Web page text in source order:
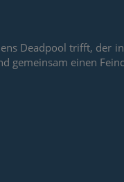
Deadpool trifft, der
gemeinsam einen